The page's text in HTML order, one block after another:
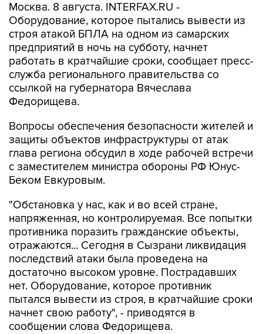
Москва. 8 августа. INTERFAX.RU -
Оборудование, которое пытались вывести из
строя атакой БПЛА на одном из самарских
предприятий в ночь на субботу, начнет
работать в кратчайшие сроки, сообщает пресс-
служба регионального правительства со
ссылкой на губернатора Вячеслава
Федорищева.
Вопросы обеспечения безопасности жителей и
защиты объектов инфраструктуры от атак
глава региона обсудил в ходе рабочей встречи
с заместителем министра обороны РФ Юнус-
Беком Евкуровым.
"Обстановка у нас, как и во всей стране,
напряженная, но контролируемая. Все попытки
противника поразить гражданские объекты,
отражаются... Сегодня в Сызрани ликвидация
последствий атаки была проведена на
достаточно высоком уровне. Пострадавших
нет. Оборудование, которое противник
пытался вывести из строя, в кратчайшие сроки
начнет свою работу", - приводятся в
сообщении слова Федорищева.